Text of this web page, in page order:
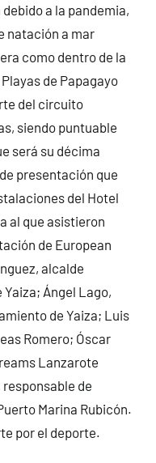
a la pandemia,
natación a mar
como dentro de la
de Papagayo
del circuito
siendo puntuable
será su décima
presentación que
del Hotel
al que asistieron
de European
alcalde
Ángel Lago,
de Yaiza; Luis
Romero; Óscar
Lanzarote
de
Marina Rubicón.
por el deporte.